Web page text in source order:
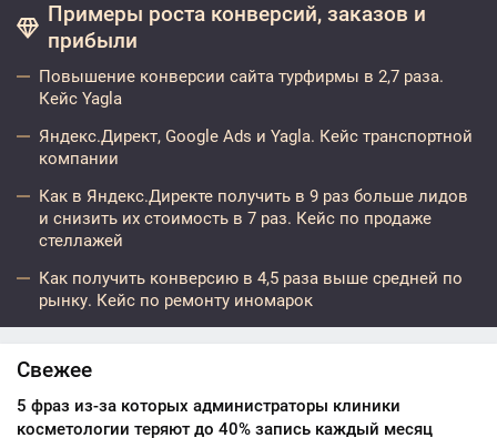
Примеры роста конверсий, заказов и
прибыли
Повышение конверсии сайта турфирмы в 2,7 раза.
Кейс Yagla
Яндекс.Директ, Google Ads и Yagla. Кейс транспортной
компании
Как в Яндекс.Директе получить в 9 раз больше лидов
и снизить их стоимость в 7 раз. Кейс по продаже
стеллажей
Как получить конверсию в 4,5 раза выше средней по
рынку. Кейс по ремонту иномарок
Свежее
5 фраз из-за которых администраторы клиники
косметологии теряют до 40% запись каждый месяц